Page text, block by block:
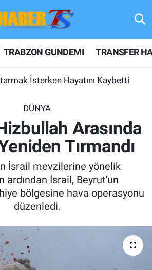
TRABZON GUNDEMI TRANSFER
İsterken Hayatını Kaybetti
DÜNYA
Arasında
Tırmandı
İsrail mevzilerine yönelik
ardından İsrail, Beyrut'un
bölgesine hava operasyonu
düzenledi.